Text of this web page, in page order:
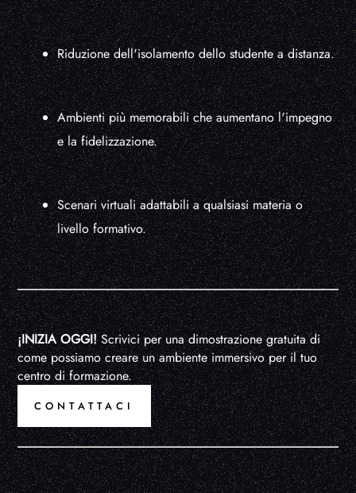
Riduzione dell'isolamento dello studente a distanza.
Ambienti più memorabili che aumentano l'impegno
e la fidelizzazione.
Scenari virtuali adattabili a qualsiasi materia o
livello formativo.
¡INIZIA OGGI!Scrivici per una dimostrazione gratuita di
come possiamo creare un ambiente immersivo per il tuo
centro di formazione.
CONTATTACI